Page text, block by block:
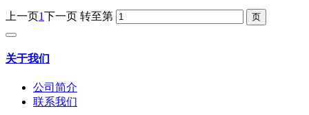
上一页1下一页 转至第
关于我们
公司简介
联系我们